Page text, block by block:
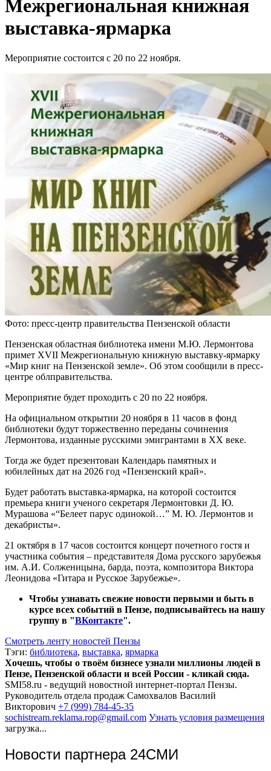
Межрегиональная книжная
выставка-ярмарка
Мероприятие состоится с 20 по 22 ноября.
Фото: пресс-центр правительства Пензенской области
Пензенская областная библиотека имени М.Ю. Лермонтова
примет XVII Межрегиональную книжную выставку-ярмарку
«Мир книг на Пензенской земле». Об этом сообщили в пресс-
центре облправительства.
Мероприятие будет проходить с 20 по 22 ноября.
На официальном открытии 20 ноября в 11 часов в фонд
библиотеки будут торжественно переданы сочинения
Лермонтова, изданные русскими эмигрантами в ХХ веке.
Тогда же будет презентован Календарь памятных и
юбилейных дат на 2026 год «Пензенский край».
Будет работать выставка-ярмарка, на которой состоится
премьера книги ученого секретаря Лермонтовки Д. Ю.
Мурашова «“Белеет парус одинокой…” М. Ю. Лермонтов и
декабристы».
21 октября в 17 часов состоится концерт почетного гостя и
участника события – представителя Дома русского зарубежья
им. А.И. Солженицына, барда, поэта, композитора Виктора
Леонидова «Гитара и Русское Зарубежье».
Чтобы узнавать свежие новости первыми и быть в
курсе всех событий в Пензе, подписывайтесь на нашу
группу в "ВКонтакте".
Смотреть ленту новостей Пензы
Тэги: библиотека, выставка, ярмарка
Хочешь, чтобы о твоём бизнесе узнали миллионы людей в
Пензе, Пензенской области и всей России - кликай сюда.
SMI58.ru - ведущий новостной интернет-портал Пензы.
Руководитель отдела продаж Самохвалов Василий
Викторович +7 (999) 784-45-35
sochistream.reklama.rop@gmail.com Узнать условия размещения
загрузка...
Новости партнера 24СМИ